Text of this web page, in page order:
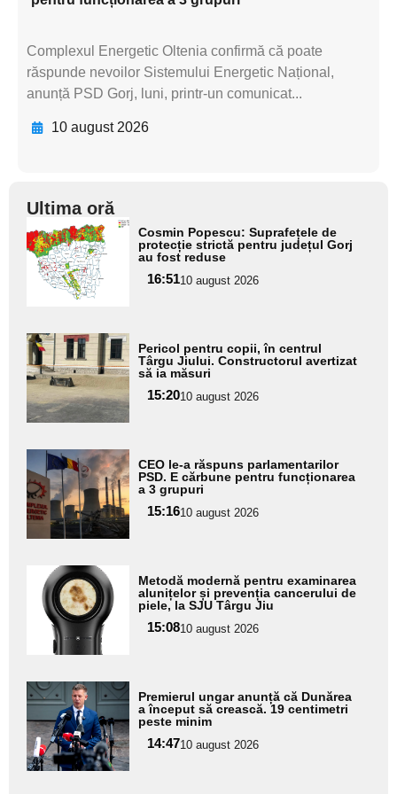
Complexul Energetic Oltenia confirmă că poate
răspunde nevoilor Sistemului Energetic Național,
anunță PSD Gorj, luni, printr-un comunicat...
10 august 2026
Ultima oră
Adaugă
aici textul
pentru
subtitlu
Cosmin Popescu: Suprafețele de
protecție strictă pentru județul Gorj
au fost reduse
16:5110 august 2026
Adaugă
aici textul
pentru
subtitlu
Pericol pentru copii, în centrul
Târgu Jiului. Constructorul avertizat
să ia măsuri
15:2010 august 2026
Adaugă
aici textul
pentru
subtitlu
CEO le-a răspuns parlamentarilor
PSD. E cărbune pentru funcționarea
a 3 grupuri
15:1610 august 2026
Adaugă
aici textul
pentru
subtitlu
Metodă modernă pentru examinarea
alunițelor și prevenția cancerului de
piele, la SJU Târgu Jiu
15:0810 august 2026
Adaugă
aici textul
pentru
subtitlu
Premierul ungar anunță că Dunărea
a început să crească. 19 centimetri
peste minim
14:4710 august 2026